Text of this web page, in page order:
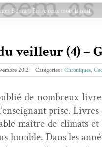
Bonnet, Entre deux mots la nuit
veilleur (4) –
2012 Catégories : Chroniques,
de nom­breux
prise.
maître de cli­mats et
hum­ble. Dans les